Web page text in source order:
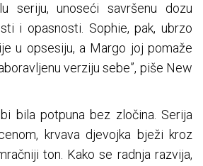
seriju, unoseći savršenu dozu
i opasnosti. Sophie, pak, ubrzo
u opsesiju, a Margo joj pomaže
verziju sebe”, piše New
bila potpuna bez zločina. Serija
krvava djevojka bježi kroz
ton. Kako se radnja razvija,